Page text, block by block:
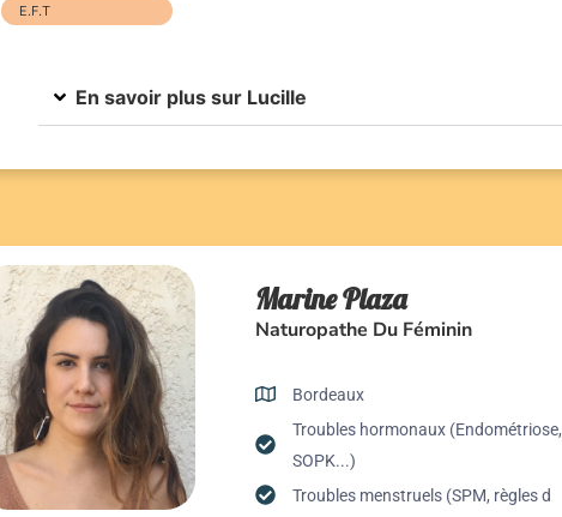
E.F.T
En savoir plus sur Lucille
Marine Plaza
Naturopathe Du Féminin
Bordeaux
Troubles hormonaux (Endométriose,
SOPK...)
Troubles menstruels (SPM, règles d